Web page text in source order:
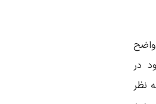
در
نظر